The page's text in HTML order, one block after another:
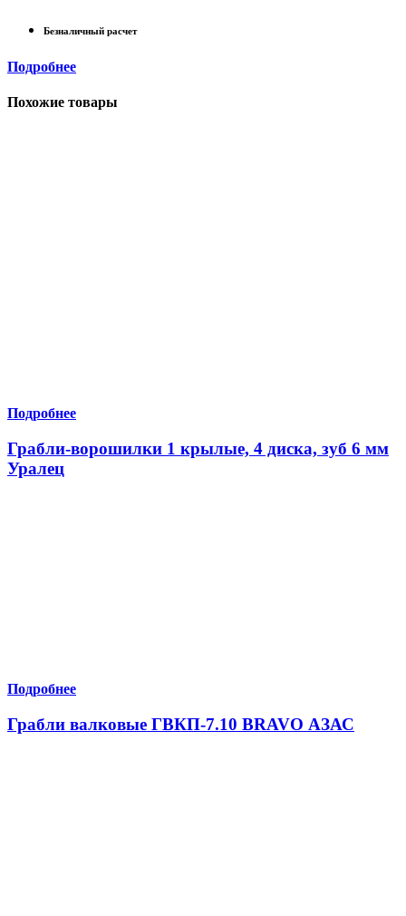
Безналичный расчет
Подробнее
Похожие товары
Подробнее
Грабли-ворошилки 1 крылые, 4 диска, зуб 6 мм
Уралец
Подробнее
Грабли валковые ГВКП-7.10 BRAVO АЗАС